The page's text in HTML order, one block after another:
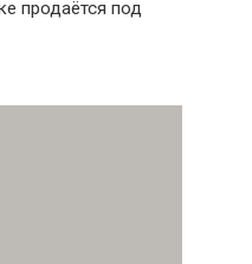
продаётся под